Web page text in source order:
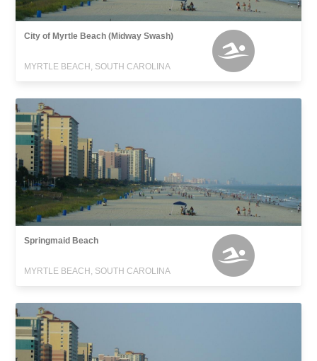
City of Myrtle Beach (Midway Swash)
MYRTLE BEACH, SOUTH CAROLINA
Springmaid Beach
MYRTLE BEACH, SOUTH CAROLINA